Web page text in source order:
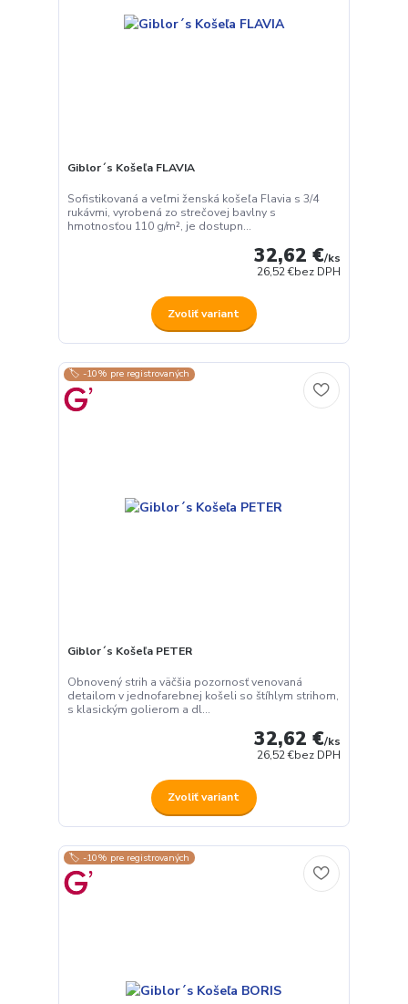
Giblor´s Košeľa FLAVIA
Sofistikovaná a veľmi ženská košeľa Flavia s 3/4
rukávmi, vyrobená zo strečovej bavlny s
hmotnosťou 110 g/m², je dostupn...
32,62 €/ks
26,52 €bez DPH
Zvoliť variant
🏷️ -10% pre registrovaných
Giblor´s Košeľa PETER
Obnovený strih a väčšia pozornosť venovaná
detailom v jednofarebnej košeli so štíhlym strihom,
s klasickým golierom a dl...
32,62 €/ks
26,52 €bez DPH
Zvoliť variant
🏷️ -10% pre registrovaných